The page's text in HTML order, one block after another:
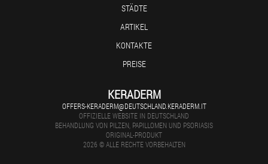
STÄDTE
ARTIKEL
KONTAKTE
PREISE
KERADERM
OFFERS-KERADERM@DEUTSCHLAND.KERADERM.IT
OFFIZIELLE WEBSITE IN DEUTSCHLAND
BEHANDLUNG VON PILZEN, PAPILLOMEN UND PSORIASIS
ORIGINAL-PRODUKT
2026 © ALLE RECHTE VORBEHALTEN